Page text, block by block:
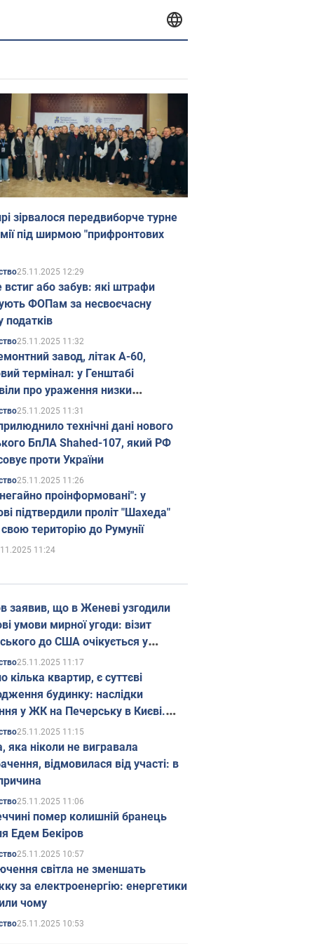
зірвалося передвиборче турне
під ширмою "прифронтових
25.11.2025 12:29
встиг або забув: які штрафи
ФОПам за несвоєчасну
податків
25.11.2025 11:32
завод, літак А-60,
термінал: у Генштабі
про ураження низки
об'єктів Росії
25.11.2025 11:31
технічні дані нового
БпЛА Shahed-107, який РФ
проти України
25.11.2025 11:26
проінформовані": у
підтвердили проліт "Шахеда"
територію до Румунії
11:24
заявив, що в Женеві узгодили
умови мирної угоди: візит
до США очікується у
25.11.2025 11:17
кілька квартир, є суттєві
будинку: наслідки
у ЖК на Печерську в Києві.
25.11.2025 11:15
яка ніколи не вигравала
відмовилася від участі: в
25.11.2025 11:06
помер колишній бранець
Едем Бекіров
25.11.2025 10:57
світла не зменшать
за електроенергію: енергетики
чому
25.11.2025 10:53